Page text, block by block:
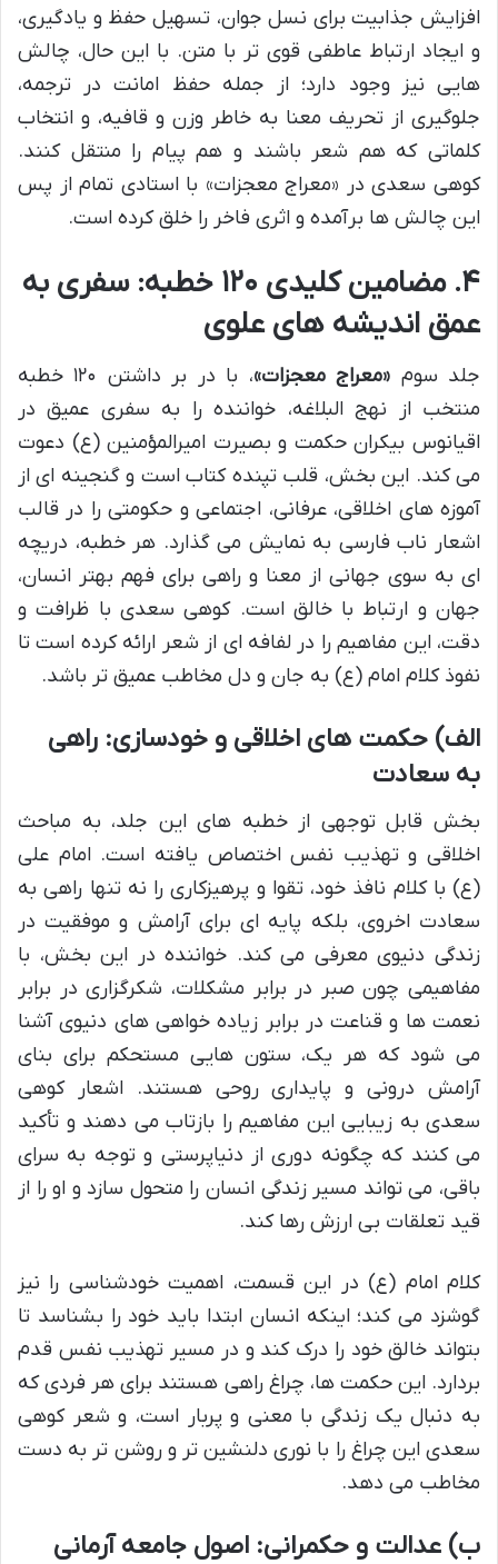
افزایش جذابیت برای نسل جوان، تسهیل حفظ و یادگیری،
و ایجاد ارتباط عاطفی قوی تر با متن. با این حال، چالش
هایی نیز وجود دارد؛ از جمله حفظ امانت در ترجمه،
جلوگیری از تحریف معنا به خاطر وزن و قافیه، و انتخاب
کلماتی که هم شعر باشند و هم پیام را منتقل کنند.
کوهی سعدی در «معراج معجزات» با استادی تمام از پس
این چالش ها برآمده و اثری فاخر را خلق کرده است.
۴. مضامین کلیدی ۱۲۰ خطبه: سفری به
عمق اندیشه های علوی
جلد سوم «معراج معجزات»
، با در بر داشتن ۱۲۰ خطبه
منتخب از نهج البلاغه، خواننده را به سفری عمیق در
اقیانوس بیکران حکمت و بصیرت امیرالمؤمنین (ع) دعوت
می کند. این بخش، قلب تپنده کتاب است و گنجینه ای از
آموزه های اخلاقی، عرفانی، اجتماعی و حکومتی را در قالب
اشعار ناب فارسی به نمایش می گذارد. هر خطبه، دریچه
ای به سوی جهانی از معنا و راهی برای فهم بهتر انسان،
جهان و ارتباط با خالق است. کوهی سعدی با ظرافت و
دقت، این مفاهیم را در لفافه ای از شعر ارائه کرده است تا
نفوذ کلام امام (ع) به جان و دل مخاطب عمیق تر باشد.
الف) حکمت های اخلاقی و خودسازی: راهی
به سعادت
بخش قابل توجهی از خطبه های این جلد، به مباحث
اخلاقی و تهذیب نفس اختصاص یافته است. امام علی
(ع) با کلام نافذ خود، تقوا و پرهیزکاری را نه تنها راهی به
سعادت اخروی، بلکه پایه ای برای آرامش و موفقیت در
زندگی دنیوی معرفی می کند. خواننده در این بخش، با
مفاهیمی چون صبر در برابر مشکلات، شکرگزاری در برابر
نعمت ها و قناعت در برابر زیاده خواهی های دنیوی آشنا
می شود که هر یک، ستون هایی مستحکم برای بنای
آرامش درونی و پایداری روحی هستند. اشعار کوهی
سعدی به زیبایی این مفاهیم را بازتاب می دهند و تأکید
می کنند که چگونه دوری از دنیاپرستی و توجه به سرای
باقی، می تواند مسیر زندگی انسان را متحول سازد و او را از
قید تعلقات بی ارزش رها کند.
کلام امام (ع) در این قسمت، اهمیت خودشناسی را نیز
گوشزد می کند؛ اینکه انسان ابتدا باید خود را بشناسد تا
بتواند خالق خود را درک کند و در مسیر تهذیب نفس قدم
بردارد. این حکمت ها، چراغ راهی هستند برای هر فردی که
به دنبال یک زندگی با معنی و پربار است، و شعر کوهی
سعدی این چراغ را با نوری دلنشین تر و روشن تر به دست
مخاطب می دهد.
ب) عدالت و حکمرانی: اصول جامعه آرمانی